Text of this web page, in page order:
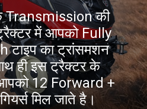
Transmission की
में आपको Fully
टाइप का ट्रांसमशन
ही इस ट्रैक्टर के
आपको 12 Forward +
मिल जाते है।